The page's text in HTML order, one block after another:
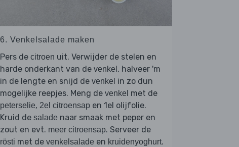
6. Venkelsalade maken
Pers de citroen uit. Verwijder de stelen en
harde onderkant van de venkel , halveer 'm
in de lengte en snijd de venkel in zo dun
mogelijke reepjes. Meng de venkel met de
peterselie, 2el citroensap en 1el olijfolie.
Kruid de salade naar smaak met peper en
zout en evt. meer citroensap. Serveer de
rösti met de venkelsalade en kruidenyoghurt.